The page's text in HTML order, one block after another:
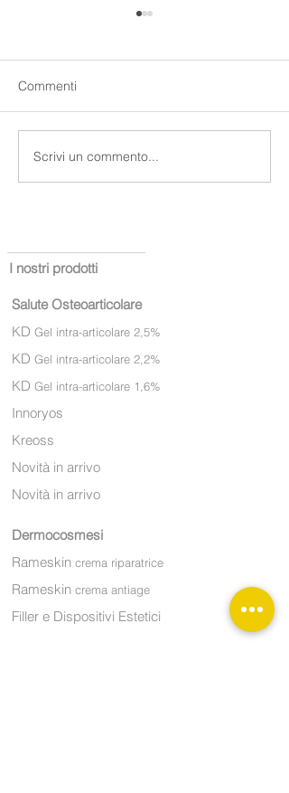
Rameskin crema
riparatrice
Commenti
Scrivi un commento...
I nostri prodotti
Salute Osteoarticolare
KD Gel intra-articolare 2,5%
KD Gel intra-articolare 2,2%
KD Gel intra-articolare 1,6%
Innoryos
Kreoss
Novità in arrivo
Novità in arrivo
Dermocosmesi
Rameskin crema riparatrice
Rameskin crema antiage
Filler e Dispositivi Estetici